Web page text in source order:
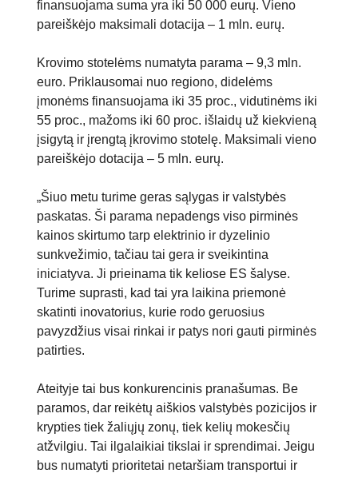
finansuojama suma yra iki 50 000 eurų. Vieno
pareiškėjo maksimali dotacija – 1 mln. eurų.
Krovimo stotelėms numatyta parama – 9,3 mln.
euro. Priklausomai nuo regiono, didelėms
įmonėms finansuojama iki 35 proc., vidutinėms iki
55 proc., mažoms iki 60 proc. išlaidų už kiekvieną
įsigytą ir įrengtą įkrovimo stotelę. Maksimali vieno
pareiškėjo dotacija – 5 mln. eurų.
„Šiuo metu turime geras sąlygas ir valstybės
paskatas. Ši parama nepadengs viso pirminės
kainos skirtumo tarp elektrinio ir dyzelinio
sunkvežimio, tačiau tai gera ir sveikintina
iniciatyva. Ji prieinama tik keliose ES šalyse.
Turime suprasti, kad tai yra laikina priemonė
skatinti inovatorius, kurie rodo geruosius
pavyzdžius visai rinkai ir patys nori gauti pirminės
patirties.
Ateityje tai bus konkurencinis pranašumas. Be
paramos, dar reikėtų aiškios valstybės pozicijos ir
krypties tiek žaliųjų zonų, tiek kelių mokesčių
atžvilgiu. Tai ilgalaikiai tikslai ir sprendimai. Jeigu
bus numatyti prioritetai netaršiam transportui ir